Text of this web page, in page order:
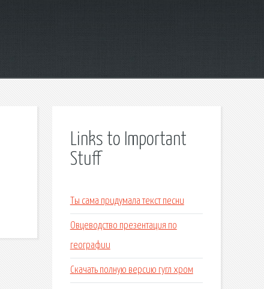
Links to Important
Stuff
Ты сама придумала текст песни
Овцеводство презентация по
географии
Скачать полную версию гугл хром